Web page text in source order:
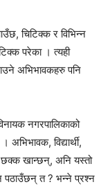
चिटिक्क र विभिन्न
परेका । त्यही
अभिभावकहरु पनि
नगरपालिकाको
अभिभावक, विद्यार्थी,
छक्क खान्छन्, अनि यस्तो
पठाउँछन् त ? भन्ने प्रश्न